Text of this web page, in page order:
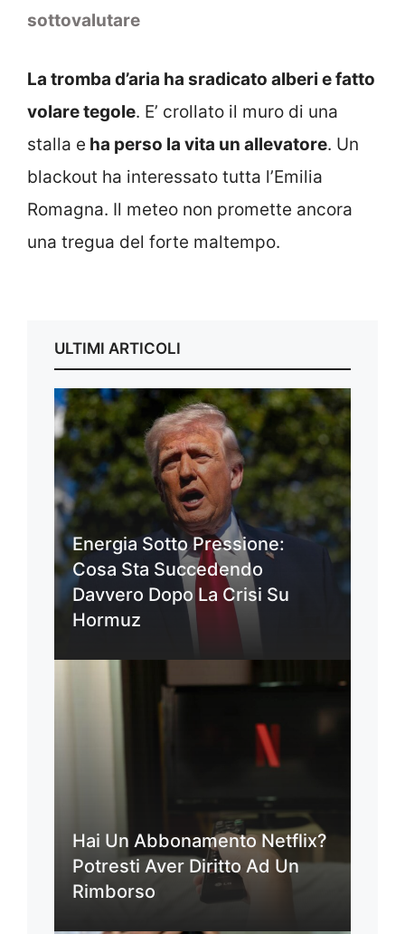
sottovalutare
La tromba d’aria ha sradicato alberi e fatto
volare tegole. E’ crollato il muro di una
stalla e ha perso la vita un allevatore. Un
blackout ha interessato tutta l’Emilia
Romagna. Il meteo non promette ancora
una tregua del forte maltempo.
ULTIMI ARTICOLI
Energia Sotto Pressione:
Cosa Sta Succedendo
Davvero Dopo La Crisi Su
Hormuz
Hai Un Abbonamento Netflix?
Potresti Aver Diritto Ad Un
Rimborso